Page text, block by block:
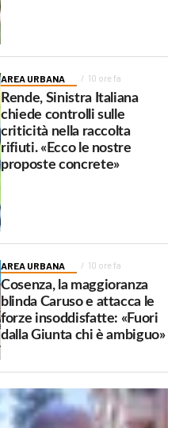
AREA URBANA 10 ore fa
Rende, Sinistra Italiana
chiede controlli sulle
criticità nella raccolta
rifiuti. «Ecco le nostre
proposte concrete»
AREA URBANA 10 ore fa
Cosenza, la maggioranza
blinda Caruso e attacca le
forze insoddisfatte: «Fuori
dalla Giunta chi è ambiguo»